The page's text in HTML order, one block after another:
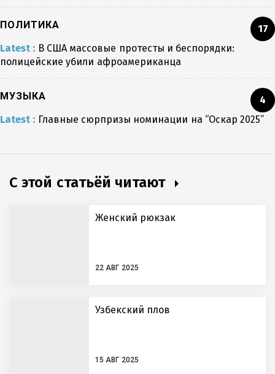
ПОЛИТИКА
17
Latest : В США массовые протесты и беспорядки:
полицейские убили афроамериканца
МУЗЫКА
4
Latest : Главные сюрпризы номинации на “Оскар 2025”
С этой статьёй читают
Женский рюкзак
22 АВГ 2025
Узбекский плов
15 АВГ 2025